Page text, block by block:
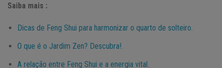
Saiba mais :
Dicas de Feng Shui para harmonizar o quarto de solteiro.
O que é o Jardim Zen? Descubra!.
A relação entre Feng Shui e a energia vital.